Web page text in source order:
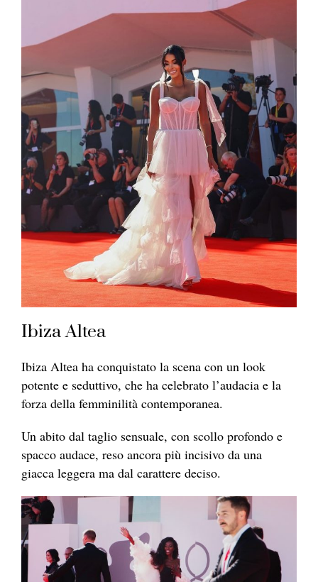
Ibiza Altea
Ibiza Altea ha conquistato la scena con un look
potente e seduttivo, che ha celebrato l’audacia e la
forza della femminilità contemporanea.
Un abito dal taglio sensuale, con scollo profondo e
spacco audace, reso ancora più incisivo da una
giacca leggera ma dal carattere deciso.